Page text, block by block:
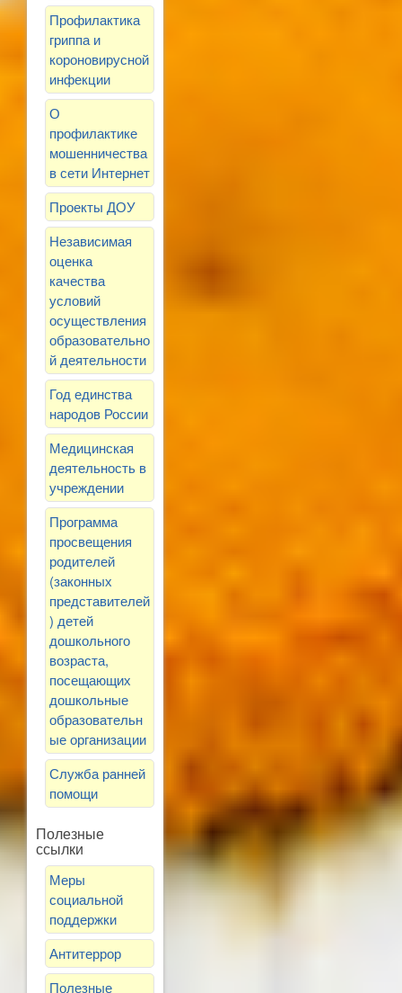
Профилактика
гриппа и
короновирусной
инфекции
О
профилактике
мошенничества
в сети Интернет
Проекты ДОУ
Независимая
оценка
качества
условий
осуществления
образовательно
й деятельности
Год единства
народов России
Медицинская
деятельность в
учреждении
Программа
просвещения
родителей
(законных
представителей
) детей
дошкольного
возраста,
посещающих
дошкольные
образовательн
ые организации
Служба ранней
помощи
Полезные
ссылки
Меры
социальной
поддержки
Антитеррор
Полезные